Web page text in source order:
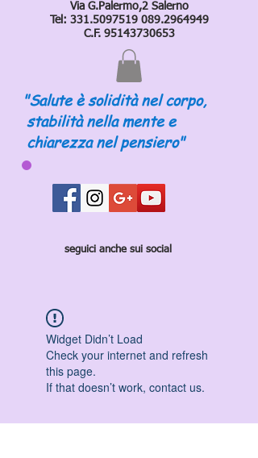
Via G.Palermo,2 Salerno
Tel: 331.5097519 089.2964949
C.F. 95143730653
"Salute è solidità nel corpo,
stabilità nella mente e
chiarezza nel pensiero"
seguici anche sui social
Widget Didn’t Load
Check your internet and refresh
this page.
If that doesn’t work, contact us.